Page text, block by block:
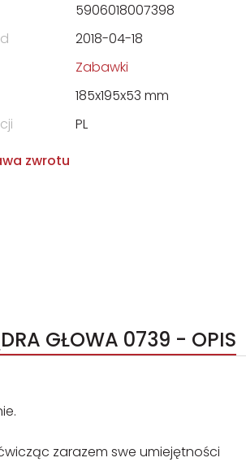
5906018007398
2018-04-18
Zabawki
185x195x53 mm
PL
zwrotu
GŁOWA 0739 - OPIS
zarazem swe umiejętności